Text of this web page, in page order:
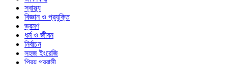
স্বাস্থ্য
বিজ্ঞান ও প্রযুক্তি
ভ্রমণ
ধর্ম ও জীবন
নির্বাচন
সহজ ইংরেজি
প্রিয় প্রবাসী